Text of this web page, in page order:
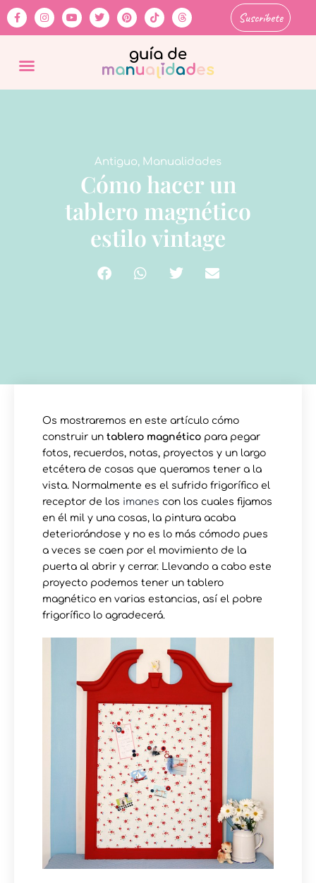
Suscríbete
Antiguo, Manualidades
Cómo hacer un
tablero magnético
estilo vintage
Os mostraremos en este artículo cómo
construir un tablero magnético para pegar
fotos, recuerdos, notas, proyectos y un largo
etcétera de cosas que queramos tener a la
vista. Normalmente es el sufrido frigorífico el
receptor de los imanes con los cuales fijamos
en él mil y una cosas, la pintura acaba
deteriorándose y no es lo más cómodo pues
a veces se caen por el movimiento de la
puerta al abrir y cerrar. Llevando a cabo este
proyecto podemos tener un tablero
magnético en varias estancias, así el pobre
frigorífico lo agradecerá.